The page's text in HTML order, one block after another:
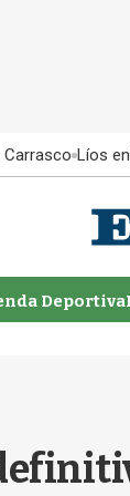
Carrasco Líos
Deportiva